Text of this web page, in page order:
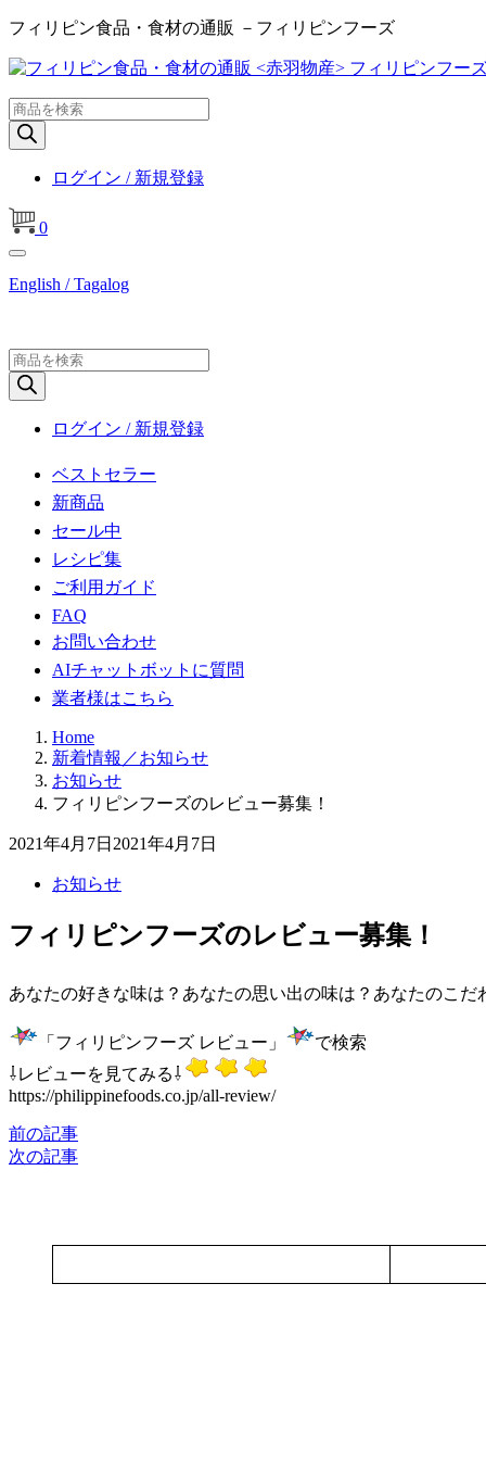
フィリピン食品・食材の通販 －フィリピンフーズ
商
品
検
ログイン / 新規登録
0
English / Tagalog
商
品
検
ログイン / 新規登録
ベストセラー
新商品
セール中
レシピ集
ご利用ガイド
FAQ
お問い合わせ
AIチャットボットに質問
業者様はこちら
Home
新着情報／お知らせ
お知らせ
フィリピンフーズのレビュー募集！
2021年4月7日 2021年4月7日
お知らせ
フィリピンフーズのレビュー募集！
あなたの好きな味は？あなたの思い出の味は？あなたのこだ
「フィリピンフーズ レビュー」
で検索
⇩レビューを見てみる⇩
https://philippinefoods.co.jp/all-review/
前の記事
次の記事